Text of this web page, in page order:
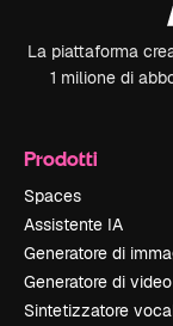
La piattaforma
1 milione di
Prodotti
Spaces
Assistente IA
Generatore di
Generatore di
Sintetizzatore